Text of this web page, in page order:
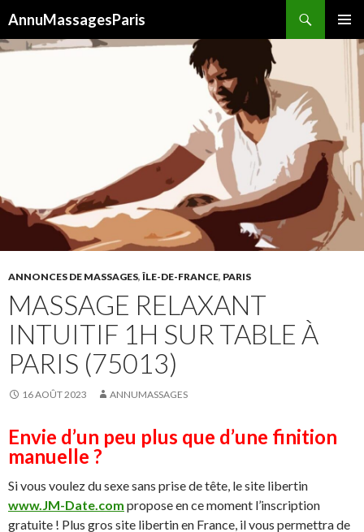
AnnuMassagesParis
MENU
AU
ANNONCES DE MASSAGES, ÎLE-DE-FRANCE, PARIS
MASSAGE RELAXANT
INTUITIF 1H SUR TABLE À
PARIS (75013)
16 AOÛT 2023 ANNUMASSAGES
Envie d’un peu plus que d’une finition
manuelle ?
Si vous voulez du sexe sans prise de tête, le site libertin
www.JM-Date.com propose en ce moment l’inscription
gratuite ! Plus gros site libertin en France, il vous permettra de